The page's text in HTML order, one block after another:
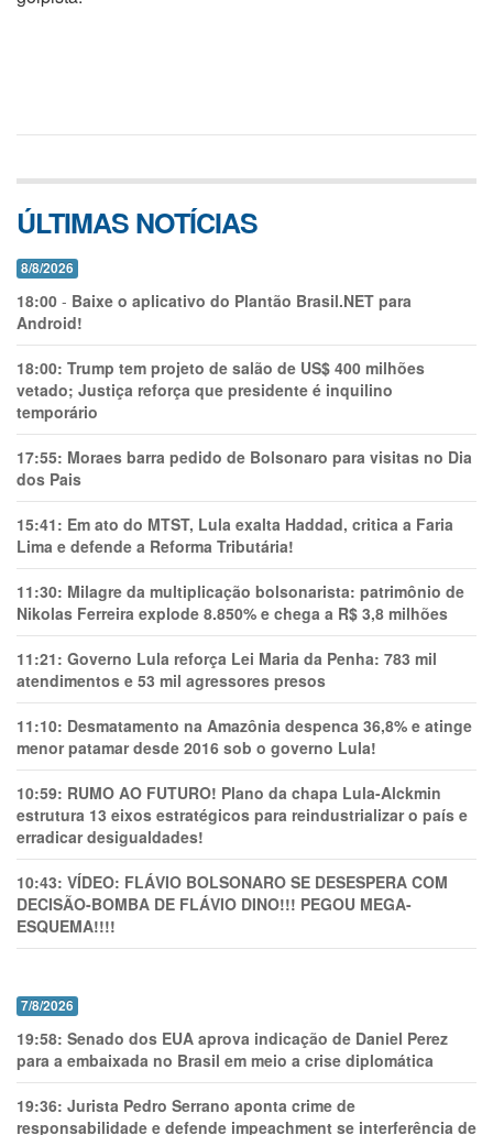
ÚLTIMAS NOTÍCIAS
8/8/2026
18:00 - Baixe o aplicativo do Plantão Brasil.NET para
Android!
18:00: Trump tem projeto de salão de US$ 400 milhões
vetado; Justiça reforça que presidente é inquilino
temporário
17:55: Moraes barra pedido de Bolsonaro para visitas no Dia
dos Pais
15:41: Em ato do MTST, Lula exalta Haddad, critica a Faria
Lima e defende a Reforma Tributária!
11:30: Milagre da multiplicação bolsonarista: patrimônio de
Nikolas Ferreira explode 8.850% e chega a R$ 3,8 milhões
11:21: Governo Lula reforça Lei Maria da Penha: 783 mil
atendimentos e 53 mil agressores presos
11:10: Desmatamento na Amazônia despenca 36,8% e atinge
menor patamar desde 2016 sob o governo Lula!
10:59: RUMO AO FUTURO! Plano da chapa Lula-Alckmin
estrutura 13 eixos estratégicos para reindustrializar o país e
erradicar desigualdades!
10:43: VÍDEO: FLÁVIO BOLSONARO SE DESESPERA COM
DECISÃO-BOMBA DE FLÁVIO DINO!!! PEGOU MEGA-
ESQUEMA!!!!
7/8/2026
19:58: Senado dos EUA aprova indicação de Daniel Perez
para a embaixada no Brasil em meio a crise diplomática
19:36: Jurista Pedro Serrano aponta crime de
responsabilidade e defende impeachment se interferência de